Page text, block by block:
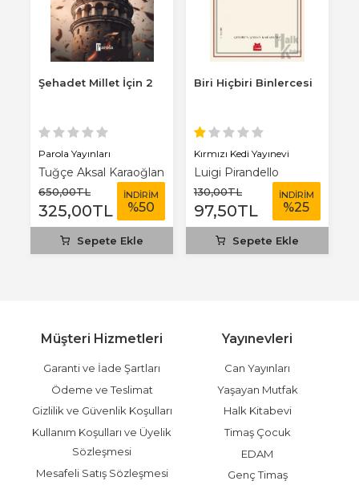
Şehadet Millet İçin 2
Parola Yayınları
Tuğçe Aksal Karaoğlan
650,00TL
325,00TL
İNDİRİM
%50
Sepete Ekle
Biri Hiçbiri Binlercesi
Kırmızı Kedi Yayınevi
Luigi Pirandello
130,00TL
97,50TL
İNDİRİM
%25
Sepete Ekle
Müşteri Hizmetleri
Garanti ve İade Şartları
Ödeme ve Teslimat
Gizlilik ve Güvenlik Koşulları
Kullanım Koşulları ve Üyelik
Sözleşmesi
Mesafeli Satış Sözleşmesi
Yayınevleri
Can Yayınları
Yaşayan Mutfak
Halk Kitabevi
Timaş Çocuk
EDAM
Genç Timaş